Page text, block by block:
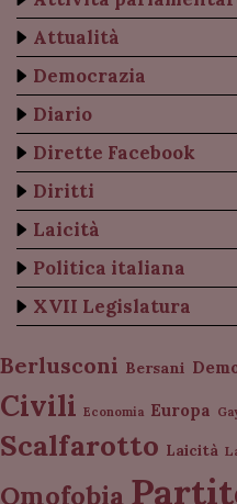
Attualità
Democrazia
Diario
Dirette Facebook
Diritti
Laicità
Politica italiana
XVII Legislatura
Berlusconi Bersani
Civili Economia Europa
Scalfarotto Laicità
Omofobia